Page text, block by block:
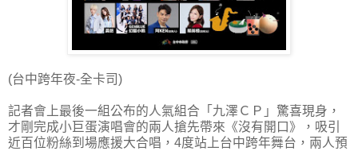
(台中跨年夜-全卡司)
記者會上最後一組公布的人氣組合「九澤ＣＰ」驚喜現身，
才剛完成小巨蛋演唱會的兩人搶先帶來《沒有開口》，吸引
近百位粉絲到場應援大合唱，4度站上台中跨年舞台，兩人預